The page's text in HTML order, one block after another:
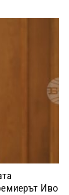
Иво